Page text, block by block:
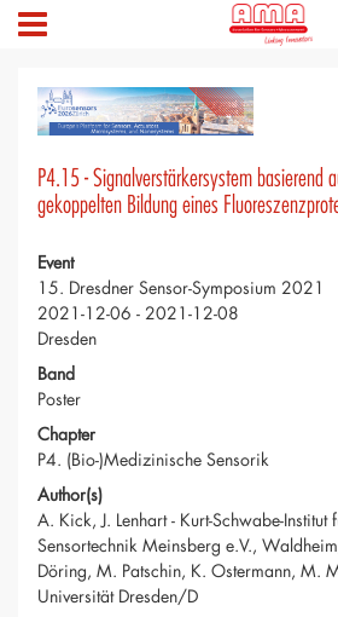
P4.15 - Signalverstärkersystem basierend
gekoppelten Bildung eines
Event
15. Dresdner Sensor-Symposium 2021
2021-12-06 - 2021-12-08
Dresden
Band
Poster
Chapter
P4. (Bio-)Medizinische Sensorik
Author(s)
A. Kick, J. Lenhart - Kurt-Schwabe-Institut
Sensortechnik Meinsberg e.V.,
Döring, M. Patschin, K. Ostermann, M.
Universität Dresden/D